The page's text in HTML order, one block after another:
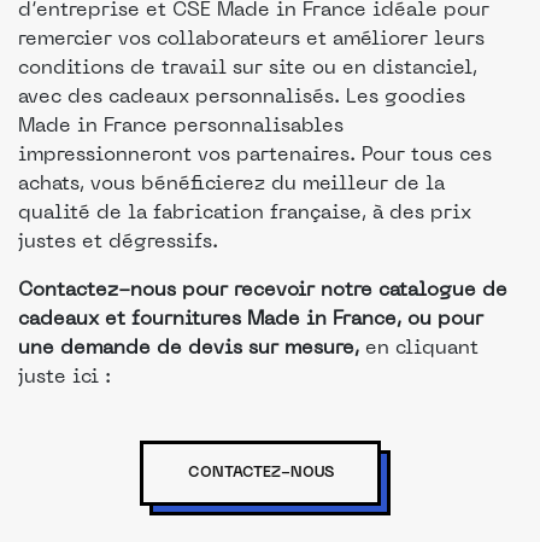
d’entreprise et CSE Made in France idéale pour
remercier vos collaborateurs et améliorer leurs
conditions de travail sur site ou en distanciel,
avec des cadeaux personnalisés. Les goodies
Made in France personnalisables
impressionneront vos partenaires. Pour tous ces
achats, vous bénéficierez du meilleur de la
qualité de la fabrication française, à des prix
justes et dégressifs.
Contactez-nous pour recevoir notre catalogue de
cadeaux et fournitures Made in France, ou pour
une demande de devis sur mesure, en cliquant
juste ici :
CONTACTEZ-NOUS